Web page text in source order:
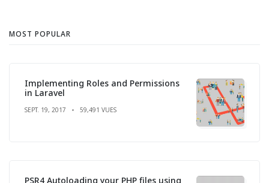
MOST POPULAR
Implementing Roles and Permissions
in Laravel
SEPT. 19, 2017 59,491 VUES
PSR4 Autoloading your PHP files using